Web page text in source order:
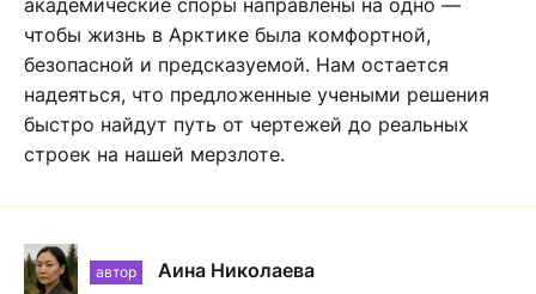
академические споры направлены на одно —
чтобы жизнь в Арктике была комфортной,
безопасной и предсказуемой. Нам остается
надеяться, что предложенные учеными решения
быстро найдут путь от чертежей до реальных
строек на нашей мерзлоте.
автор Аина Николаева